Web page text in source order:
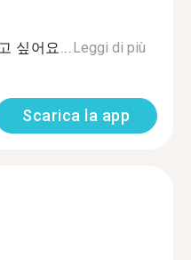
싶어요...Leggi di più
Scarica la app